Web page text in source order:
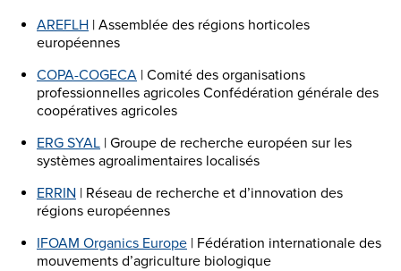
AREFLH | Assemblée des régions horticoles
européennes
COPA-COGECA | Comité des organisations
professionnelles agricoles Confédération générale des
coopératives agricoles
ERG SYAL | Groupe de recherche européen sur les
systèmes agroalimentaires localisés
ERRIN | Réseau de recherche et d’innovation des
régions européennes
IFOAM Organics Europe | Fédération internationale des
mouvements d’agriculture biologique